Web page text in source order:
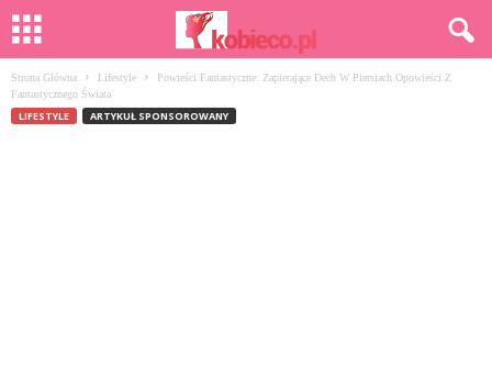
Strona Główna Lifestyle
Powieści Fantastyczne: Zapierające Dech W Piersiach Opowieści Z
Fantastycznego Świata
LIFESTYLE ARTYKUŁ SPONSOROWANY